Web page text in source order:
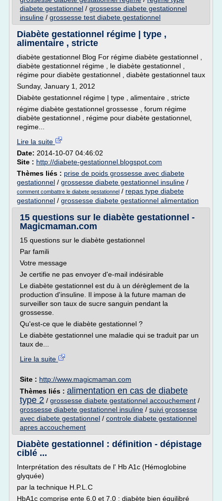
diabete gestationnel / grossesse diabete gestationnel
insuline / grossesse test diabete gestationnel
Diabète gestationnel régime | type ,
alimentaire , stricte
diabète gestationnel Blog For régime diabète gestationnel ,
diabète gestationnel régime , le diabète gestationnel ,
régime pour diabète gestationnel , diabète gestationnel taux
Sunday, January 1, 2012
Diabète gestationnel régime | type , alimentaire , stricte
régime diabète gestationnel grossesse , forum régime
diabète gestationnel , régime pour diabète gestationnel,
regime...
Lire la suite
Date: 2014-10-07 04:46:02
Site : http://diabete-gestationnel.blogspot.com
Thèmes liés : prise de poids grossesse avec diabete
gestationnel / grossesse diabete gestationnel insuline /
comment combattre le diabete gestationnel / repas type diabete
gestationnel / grossesse diabete gestationnel alimentation
15 questions sur le diabète gestationnel -
Magicmaman.com
15 questions sur le diabète gestationnel
Par famili
Votre message
Je certifie ne pas envoyer d'e-mail indésirable
Le diabète gestationnel est du à un dérèglement de la
production d'insuline. Il impose à la future maman de
surveiller son taux de sucre sanguin pendant la
grossesse.
Qu'est-ce que le diabète gestationnel ?
Le diabète gestationnel une maladie qui se traduit par un
taux de...
Lire la suite
Site : http://www.magicmaman.com
Thèmes liés : alimentation en cas de diabete
type 2 / grossesse diabete gestationnel accouchement /
grossesse diabete gestationnel insuline / suivi grossesse
avec diabete gestationnel / controle diabete gestationnel
apres accouchement
Diabète gestationnel : définition - dépistage
ciblé ...
Interprétation des résultats de l' Hb A1c (Hémoglobine
glyquée)
par la technique H.P.L.C
HbA1c comprise ente 6,0 et 7,0 : diabète bien équilibré